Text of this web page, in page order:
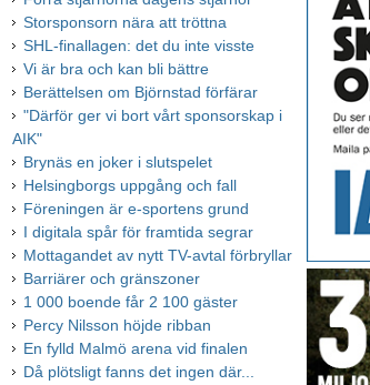
Storsponsorn nära att tröttna
SHL-finallagen: det du inte visste
Vi är bra och kan bli bättre
Berättelsen om Björnstad förfärar
"Därför ger vi bort vårt sponsorskap i
AIK"
Brynäs en joker i slutspelet
Helsingborgs uppgång och fall
Föreningen är e-sportens grund
I digitala spår för framtida segrar
Mottagandet av nytt TV-avtal förbryllar
Barriärer och gränszoner
1 000 boende får 2 100 gäster
Percy Nilsson höjde ribban
En fylld Malmö arena vid finalen
Då plötsligt fanns det ingen där...